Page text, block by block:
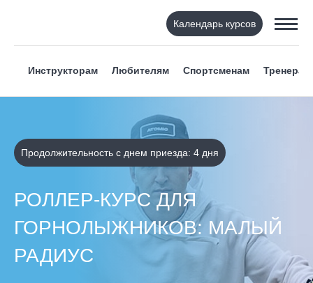
Календарь курсов
Инструкторам Любителям Спортсменам Тренерам
Продолжительность с днем приезда: 4 дня
РОЛЛЕР-КУРС ДЛЯ
ГОРНОЛЫЖНИКОВ: МАЛЫЙ
РАДИУС